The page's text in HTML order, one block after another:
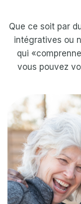
Que ce soit par
intégratives ou
qui
vous pouvez